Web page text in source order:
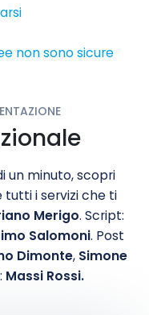
non sono sicure
un minuto, scopri
tutti i servizi che ti
Merigo. Script:
Salomoni. Post
Dimonte, Simone
Massi Rossi.